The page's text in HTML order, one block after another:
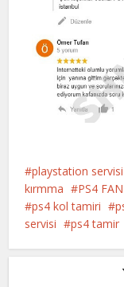
playstation servisi
kırmma
PS4
ps4 kol tamiri
servisi
ps4 tamir